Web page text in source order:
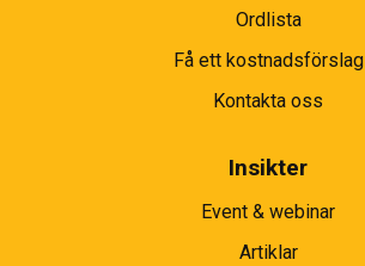
Ordlista
Få ett kostnadsförslag
Kontakta oss
Insikter
Event & webinar
Artiklar